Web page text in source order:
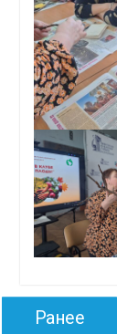
Навигация
Ранее